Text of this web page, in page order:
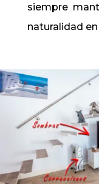
siempre
naturalidad